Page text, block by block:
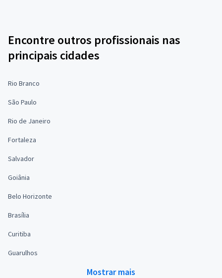
Encontre outros profissionais nas
principais cidades
Rio Branco
São Paulo
Rio de Janeiro
Fortaleza
Salvador
Goiânia
Belo Horizonte
Brasília
Curitiba
Guarulhos
Mostrar mais